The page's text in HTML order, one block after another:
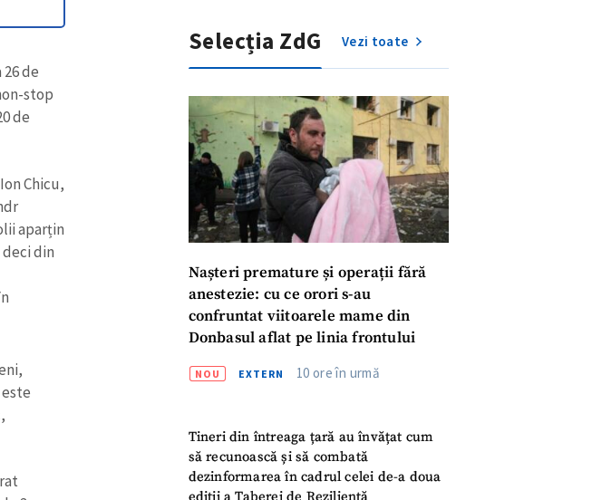
de
stop
de
Chicu,
aparțin
din
Selecția ZdG Vezi toate
Nașteri premature și operații fără
anestezie: cu ce orori s-au
confruntat viitoarele mame din
Donbasul aflat pe linia frontului
NOU EXTERN 10 ore în urmă
Tineri din întreaga țară au învățat cum
să recunoască și să combată
dezinformarea în cadrul celei de-a doua